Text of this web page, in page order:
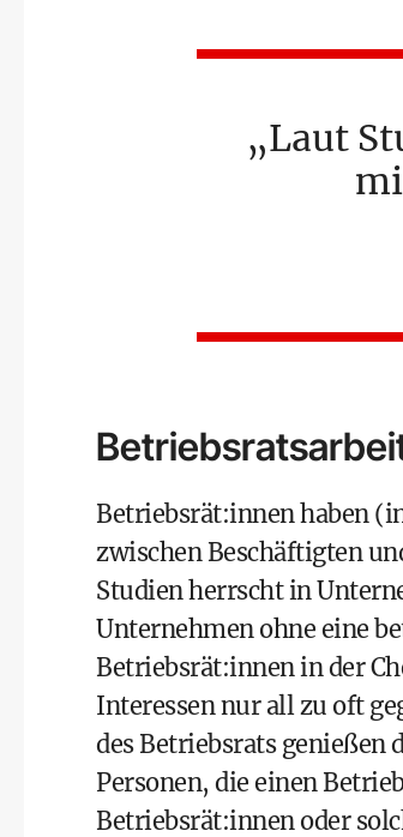
Laut
Betriebsrät:innen haben
zwischen Beschäftigten
Studien herrscht in
Unternehmen ohne eine
Betriebsrät:innen in der
Interessen nur all zu oft
des Betriebsrats genießen
Personen, die einen
Betriebsrät:innen oder